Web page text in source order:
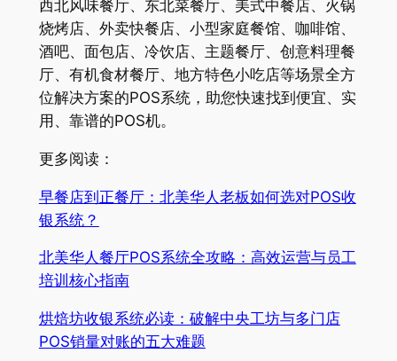
西北风味餐厅、东北菜餐厅、美式中餐店、火锅
烧烤店、外卖快餐店、小型家庭餐馆、咖啡馆、
酒吧、面包店、冷饮店、主题餐厅、创意料理餐
厅、有机食材餐厅、地方特色小吃店等场景全方
位解决方案的POS系统，助您快速找到便宜、实
用、靠谱的POS机。
更多阅读：
早餐店到正餐厅：北美华人老板如何选对POS收
银系统？
北美华人餐厅POS系统全攻略：高效运营与员工
培训核心指南
烘焙坊收银系统必读：破解中央工坊与多门店
POS销量对账的五大难题